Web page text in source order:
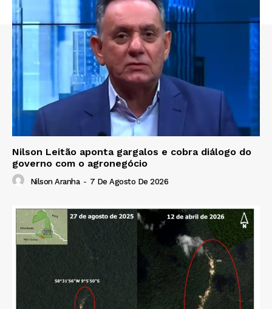
Nilson Leitão aponta gargalos e cobra diálogo do
governo com o agronegócio
Nilson Aranha - 7 De Agosto De 2026